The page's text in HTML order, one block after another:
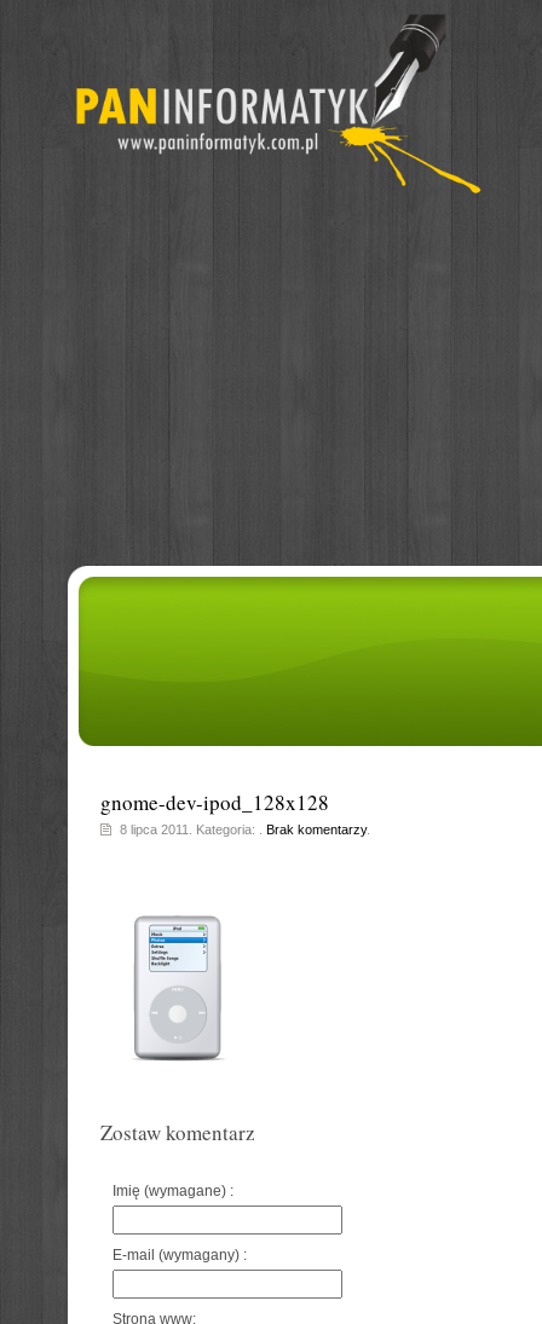
gnome-dev-ipod_128x128
8 lipca 2011. Kategoria: . Brak komentarzy.
Zostaw komentarz
Imię (wymagane) :
E-mail (wymagany) :
Strona www: